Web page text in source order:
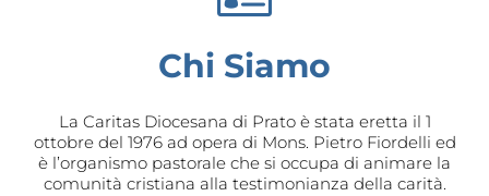
Chi Siamo
La Caritas Diocesana di Prato è stata eretta il 1
ottobre del 1976 ad opera di Mons. Pietro Fiordelli ed
è l’organismo pastorale che si occupa di animare la
comunità cristiana alla testimonianza della carità.